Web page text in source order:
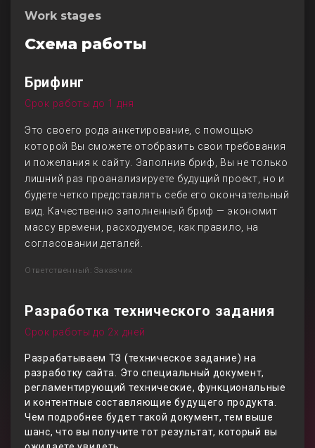
Work stages
Схема работы
Брифинг
Срок работы до 1 дня
Это своего рода анкетирование, с помощью
которой Вы сможете отобразить свои требования
и пожелания к сайту. Заполнив бриф, Вы не только
лишний раз проанализируете будущий проект, но и
будете четко представлять себе его окончательный
вид. Качественно заполненный бриф — экономит
массу времени, расходуемое, как правило, на
согласовании деталей.
Ответственный: Заказчик
Разработка технического задания
Срок работы до 2х дней
Разрабатываем ТЗ (техническое задание) на
разработку сайта. Это специальный документ,
регламентирующий технические, функциональные
и контентные составляющие будущего продукта.
Чем подробнее будет такой документ, тем выше
шанс, что вы получите тот результат, который вы